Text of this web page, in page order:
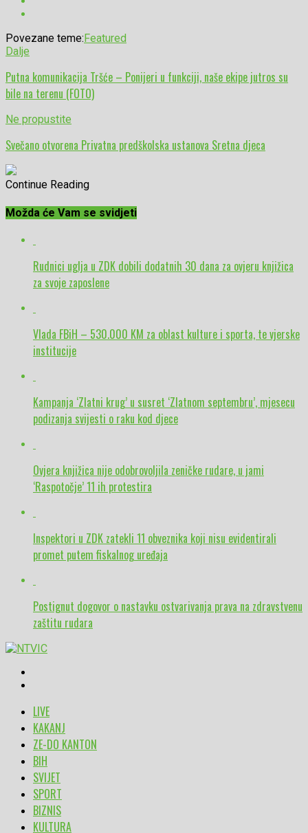
Povezane teme: Featured
Dalje
Putna komunikacija Tršće – Ponijeri u funkciji, naše ekipe jutros su
bile na terenu (FOTO)
Ne propustite
Svečano otvorena Privatna predškolska ustanova Sretna djeca
Continue Reading
Možda će Vam se svidjeti
Rudnici uglja u ZDK dobili dodatnih 30 dana za ovjeru knjižica
za svoje zaposlene
Vlada FBiH – 530.000 KM za oblast kulture i sporta, te vjerske
institucije
Kampanja ‘Zlatni krug’ u susret ‘Zlatnom septembru’, mjesecu
podizanja svijesti o raku kod djece
Ovjera knjižica nije odobrovoljila zeničke rudare, u jami
‘Raspotočje’ 11 ih protestira
Inspektori u ZDK zatekli 11 obveznika koji nisu evidentirali
promet putem fiskalnog uređaja
Postignut dogovor o nastavku ostvarivanja prava na zdravstvenu
zaštitu rudara
LIVE
KAKANJ
ZE-DO KANTON
BIH
SVIJET
SPORT
BIZNIS
KULTURA